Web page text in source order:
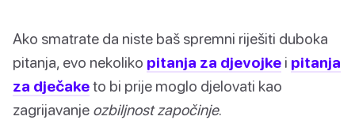
Ako smatrate da niste baš spremni riješiti duboka
pitanja, evo nekoliko pitanja za djevojke i pitanja
za dječaketo bi prije moglo djelovati kao
zagrijavanje ozbiljnost započinje.